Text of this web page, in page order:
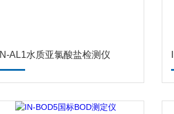
IN-AL1水质亚氯酸盐检测仪